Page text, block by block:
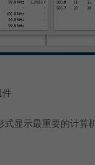
件
式显示最重要的计算